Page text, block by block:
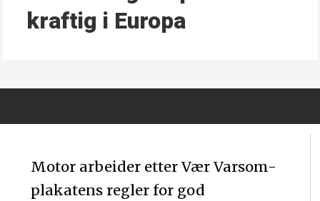
kraftig i Europa
Motor arbeider etter Vær Varsom-
plakatens regler for god